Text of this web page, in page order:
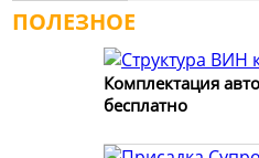
ПОЛЕЗНОЕ
Комплектация
бесплатно